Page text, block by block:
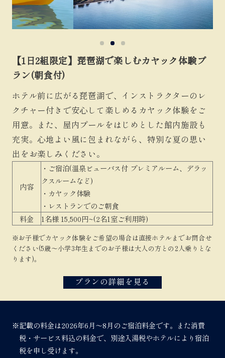
【1日2組限定】琵琶湖で楽しむカヤック体験プ
ラン(朝食付)
ホテル前に広がる琵琶湖で、インストラクターのレ
クチャー付きで安心して楽しめるカヤック体験をご
用意。また、屋内プールをはじめとした館内施設も
充実。心地よい風に包まれながら、特別な夏の思い
出をお楽しみください。
内容
・ご宿泊(温泉ビューバス付 プレミアルーム、デラッ
クスルームなど)
・カヤック体験
・レストランでのご朝食
料金
1名様 15,500円~(2名1室ご利用時)
※お子様でカヤック体験をご希望の場合は直接ホテルまでお問合せ
ください(5歳～小学3年生までのお子様は大人の方との2人乗りとな
ります)。
プランの詳細を見る
※記載の料金は2026年6月～8月のご宿泊料金です。また消費
税・サービス料込の料金で、別途入湯税やホテルにより宿泊
税を申し受けます。